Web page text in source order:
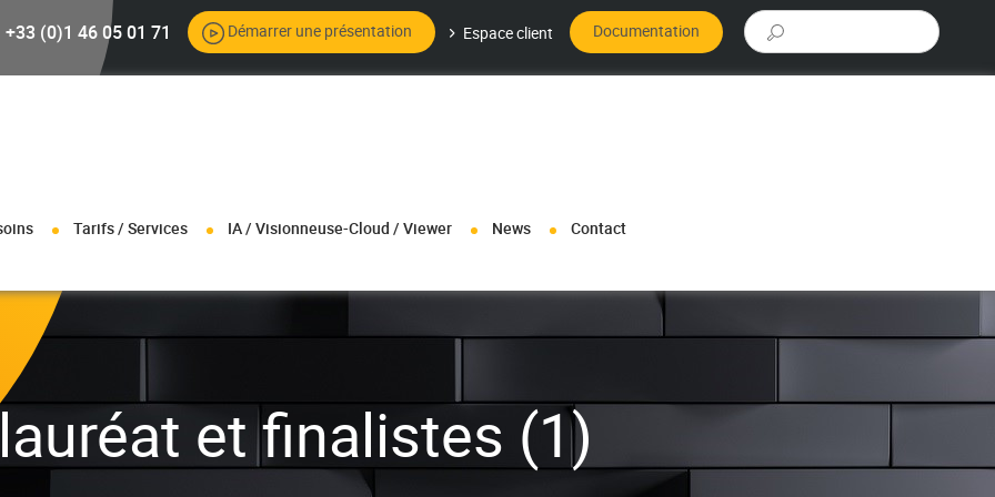
+33 (0)1 46 05 01 71
Démarrer une présentation Espace client Documentation
Rechercher :
Tarifs / Services IA / Visionneuse-Cloud / Viewer News Contact
et finalistes (1)